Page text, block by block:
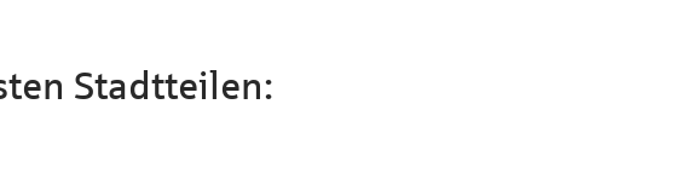
Stadtteilen: